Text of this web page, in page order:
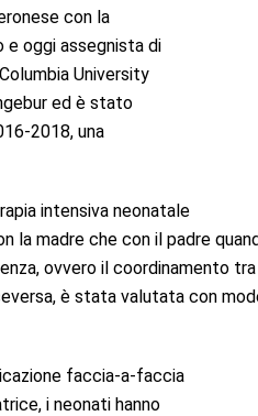
con la
e oggi assegnista di
University
ed è stato
2018, una
intensiva neonatale
la madre che con il padre
ovvero il coordinamento
è stata valutata con
faccia-a-faccia
i neonati hanno